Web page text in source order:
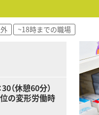
り組み、
ードに患者様の為に何
様の主体的な健康の維
地域包括ケアにつながっ
報の発信や健康イベント
ウエルビィ（株）との連
~18時までの職場
（休憩60分）
の変形労働時